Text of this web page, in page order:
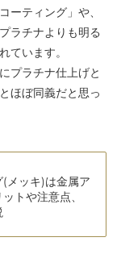
ーティング」や、
ラチナよりも明る
ています。
プラチナ仕上げと
ほぼ同義だと思っ
メッキ)は金属ア
トや注意点、